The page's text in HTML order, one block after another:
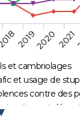
et cambriolages
et usage de
contre des
et
201920202021